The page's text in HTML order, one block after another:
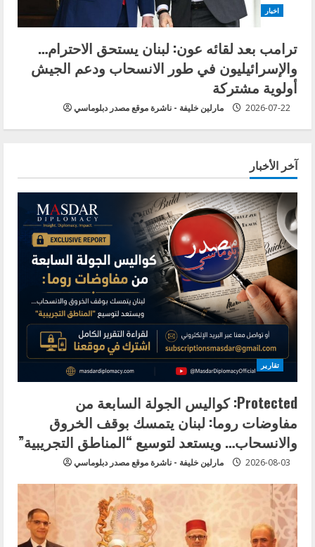
اخبار
ترامب بعد لقائه عون: لبنان يستحق الاحترام…
والإسرائيليون في طور الانسحاب ودعم الجيش
أولوية مشتركة
مارلين خليفة - ناشرة موقع مصدر دبلوماسي 2026-07-22
آخر الأخبار
تقارير
Protected: كواليس الجولة السابعة من
مفاوضات روما: لبنان يتمسك بوقف الخروق
والانسحاب… ويستعد لتوسيع “المناطق التجريبية”
مارلين خليفة - ناشرة موقع مصدر دبلوماسي 2026-08-03